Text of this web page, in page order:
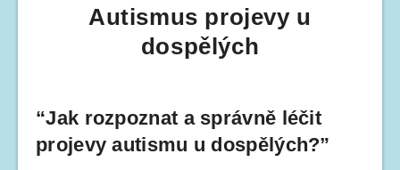
Autismus projevy u
dospělých
“Jak rozpoznat a správně léčit
projevy autismu u dospělých?”